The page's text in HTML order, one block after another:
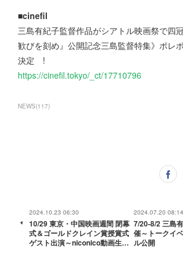
■cinefil
三島有紀子監督作品がシアトル映画祭で四
歓びを刻め』公開記念三島監督特集》ポレ
決定 !
https://cinefil.tokyo/_ct/17710796
NEWS(117)
2024.10.23 06:30
10/29 東京・中国映画週間 閉幕
式＆ゴールドクレイン賞授賞式
ゲスト出演～niconico動画生…
2024.07.20 08:14
7/20-8/2 三島
催～トークイ
ル公開